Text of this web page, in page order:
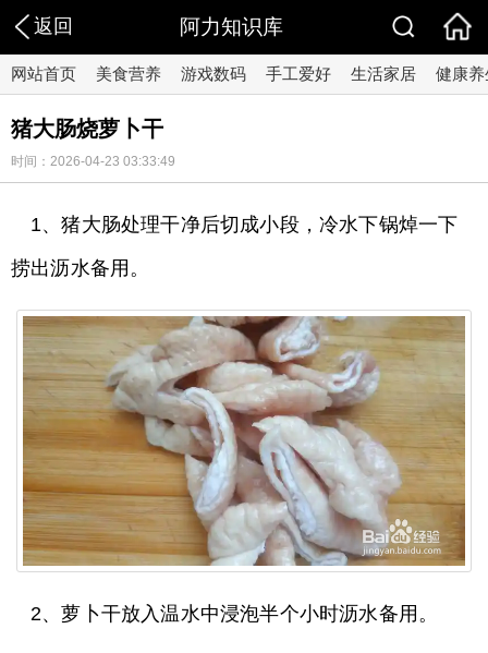
返回 阿力知识库
网站首页 美食营养 游戏数码 手工爱好 生活家居 健康养
猪大肠烧萝卜干
时间：2026-04-23 03:33:49
1、猪大肠处理干净后切成小段，冷水下锅焯一下
捞出沥水备用。
2、萝卜干放入温水中浸泡半个小时沥水备用。